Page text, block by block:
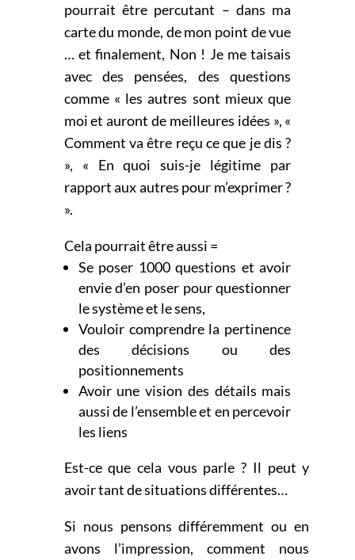
pourrait être percutant – dans ma
carte du monde, de mon point de vue
… et finalement, Non ! Je me taisais
avec des pensées, des questions
comme « les autres sont mieux que
moi et auront de meilleures idées », «
Comment va être reçu ce que je dis ?
», « En quoi suis-je légitime par
rapport aux autres pour m’exprimer ?
».
Cela pourrait être aussi =
Se poser 1000 questions et avoir
envie d’en poser pour questionner
le système et le sens,
Vouloir comprendre la pertinence
des décisions ou des
positionnements
Avoir une vision des détails mais
aussi de l’ensemble et en percevoir
les liens
Est-ce que cela vous parle ? Il peut y
avoir tant de situations différentes…
Si nous pensons différemment ou en
avons l’impression, comment nous